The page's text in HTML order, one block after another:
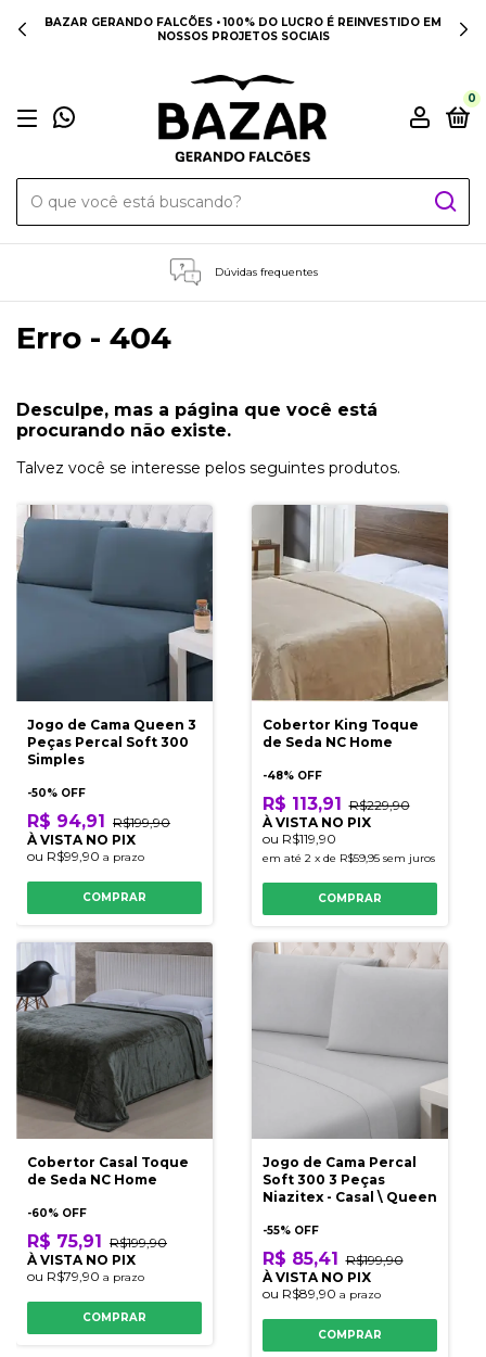
BAZAR GERANDO FALCÕES • 100% DO LUCRO É REINVESTIDO EM
NOSSOS PROJETOS SOCIAIS
0
Dúvidas frequentes
Erro - 404
Desculpe, mas a página que você está
procurando não existe.
Talvez você se interesse pelos seguintes produtos.
Jogo de Cama Queen 3
Peças Percal Soft 300
Simples
-50% OFF
R$ 94,91 R$199,90
À VISTA NO PIX
ou R$99,90 a prazo
COMPRAR
Cobertor King Toque
de Seda NC Home
-48% OFF
R$ 113,91 R$229,90
À VISTA NO PIX
ou R$119,90
em até 2 x de R$59,95 sem juros
COMPRAR
Cobertor Casal Toque
de Seda NC Home
-60% OFF
R$ 75,91
R$199,90
À VISTA NO PIX
ou R$79,90 a prazo
COMPRAR
Jogo de Cama Percal
Soft 300 3 Peças
Niazitex - Casal \ Queen
-55% OFF
R$ 85,41
R$199,90
À VISTA NO PIX
ou R$89,90 a prazo
COMPRAR